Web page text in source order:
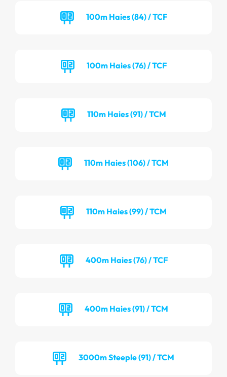
100m Haies (84) / TCF
100m Haies (76) / TCF
110m Haies (91) / TCM
110m Haies (106) / TCM
110m Haies (99) / TCM
400m Haies (76) / TCF
400m Haies (91) / TCM
3000m Steeple (91) / TCM